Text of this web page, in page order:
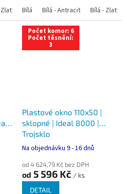
dub Bílá - Tmavý dub Bílá -
Bílá Bílá - Antracit Bílá - Zlatý
Počet komor: 6
Počet těsnění:
3
Plastové okno 110x50 |
sklopné | Ideal 8000 |
Trojsklo
Na objednávku 9 - 16 dnů
od 4 624,79 Kč bez DPH
od 5 596 Kč / ks
DETAIL